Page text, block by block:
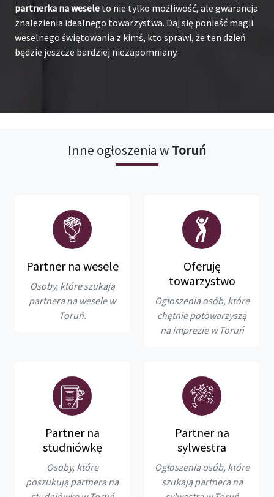
partnerka na wesele to nie tylko możliwość, ale gwarancja
znalezienia idealnego towarzystwa. Daj się ponieść magii
weselnego świętowania z kimś, kto sprawi, że ten dzień
będzie jeszcze bardziej niezapomniany.
Inne ogłoszenia w Toruń
Partner na wesele
Osoby, które szukają
partnera na wesele w
Toruń.
Oferuję
towarzystwo
Ogłoszenia osób, które
chętnie potowarzyszą
na imprezie w Toruń
Partner na
studniówkę
Osoby, które
poszukują partnera na
Partner na
sylwestra
Ogłoszenia osób, które
szukają partnera na